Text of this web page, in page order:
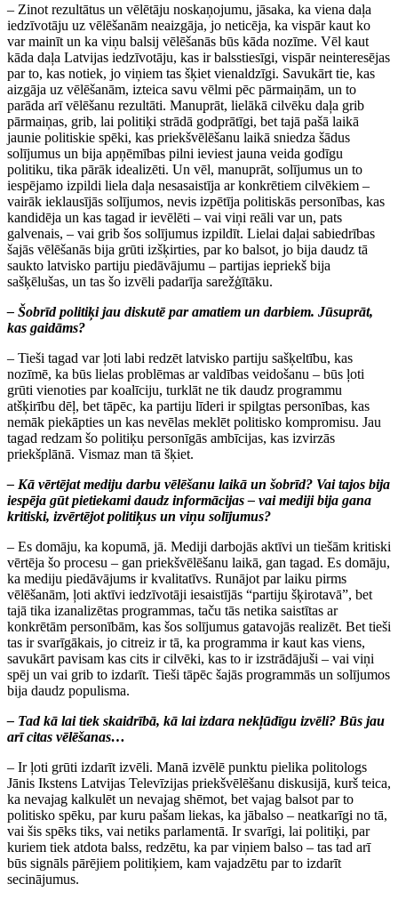
– Zinot rezultātus un vēlētāju noskaņojumu, jāsaka, ka viena daļa
iedzīvotāju uz vēlēšanām neaizgāja, jo neticēja, ka vispār kaut ko
var mainīt un ka viņu balsij vēlēšanās būs kāda nozīme. Vēl kaut
kāda daļa Latvijas iedzīvotāju, kas ir balsstiesīgi, vispār neinteresējas
par to, kas notiek, jo viņiem tas šķiet vienaldzīgi. Savukārt tie, kas
aizgāja uz vēlēšanām, izteica savu vēlmi pēc pārmaiņām, un to
parāda arī vēlēšanu rezultāti. Manuprāt, lielākā cilvēku daļa grib
pārmaiņas, grib, lai politiķi strādā godprātīgi, bet tajā pašā laikā
jaunie politiskie spēki, kas priekšvēlēšanu laikā sniedza šādus
solījumus un bija apņēmības pilni ieviest jauna veida godīgu
politiku, tika pārāk idealizēti. Un vēl, manuprāt, solījumus un to
iespējamo izpildi liela daļa nesasaistīja ar konkrētiem cilvēkiem –
vairāk ieklausījās solījumos, nevis izpētīja politiskās personības, kas
kandidēja un kas tagad ir ievēlēti – vai viņi reāli var un, pats
galvenais, – vai grib šos solījumus izpildīt. Lielai daļai sabiedrības
šajās vēlēšanās bija grūti izšķirties, par ko balsot, jo bija daudz tā
saukto latvisko partiju piedāvājumu – partijas iepriekš bija
sašķēlušas, un tas šo izvēli padarīja sarežģītāku.
– Šobrīd politiķi jau diskutē par amatiem un darbiem. Jūsuprāt,
kas gaidāms?
– Tieši tagad var ļoti labi redzēt latvisko partiju sašķeltību, kas
nozīmē, ka būs lielas problēmas ar valdības veidošanu – būs ļoti
grūti vienoties par koalīciju, turklāt ne tik daudz programmu
atšķirību dēļ, bet tāpēc, ka partiju līderi ir spilgtas personības, kas
nemāk piekāpties un kas nevēlas meklēt politisko kompromisu. Jau
tagad redzam šo politiķu personīgās ambīcijas, kas izvirzās
priekšplānā. Vismaz man tā šķiet.
– Kā vērtējat mediju darbu vēlēšanu laikā un šobrīd? Vai tajos bija
iespēja gūt pietiekami daudz informācijas – vai mediji bija gana
kritiski, izvērtējot politiķus un viņu solījumus?
– Es domāju, ka kopumā, jā. Mediji darbojās aktīvi un tiešām kritiski
vērtēja šo procesu – gan priekšvēlēšanu laikā, gan tagad. Es domāju,
ka mediju piedāvājums ir kvalitatīvs. Runājot par laiku pirms
vēlēšanām, ļoti aktīvi iedzīvotāji iesaistījās “partiju šķirotavā”, bet
tajā tika izanalizētas programmas, taču tās netika saistītas ar
konkrētām personībām, kas šos solījumus gatavojās realizēt. Bet tieši
tas ir svarīgākais, jo citreiz ir tā, ka programma ir kaut kas viens,
savukārt pavisam kas cits ir cilvēki, kas to ir izstrādājuši – vai viņi
spēj un vai grib to izdarīt. Tieši tāpēc šajās programmās un solījumos
bija daudz populisma.
– Tad kā lai tiek skaidrībā, kā lai izdara nekļūdīgu izvēli? Būs jau
arī citas vēlēšanas…
– Ir ļoti grūti izdarīt izvēli. Manā izvēlē punktu pielika politologs
Jānis Ikstens Latvijas Televīzijas priekšvēlēšanu diskusijā, kurš teica,
ka nevajag kalkulēt un nevajag shēmot, bet vajag balsot par to
politisko spēku, par kuru pašam liekas, ka jābalso – neatkarīgi no tā,
vai šis spēks tiks, vai netiks parlamentā. Ir svarīgi, lai politiķi, par
kuriem tiek atdota balss, redzētu, ka par viņiem balso – tas tad arī
būs signāls pārējiem politiķiem, kam vajadzētu par to izdarīt
secinājumus.